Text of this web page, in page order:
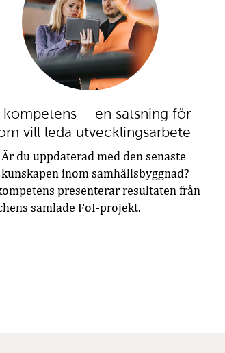
kompetens – en satsning för
vill leda utvecklingsarbete
Är du uppdaterad med den senaste
kunskapen inom samhällsbyggnad?
presenterar resultaten från
samlade FoI-projekt.